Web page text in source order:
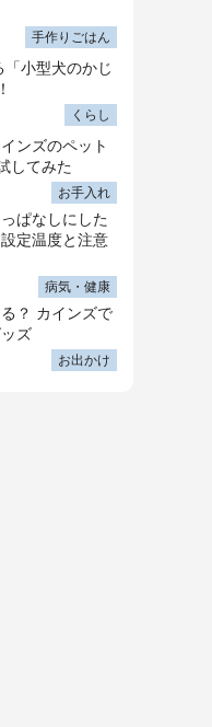
手作りごはん
「小型犬のかじ
くらし
ンズのペット
してみた
お手入れ
ぱなしにした
定温度と注意
病気・健康
？ カインズで
ズ
お出かけ